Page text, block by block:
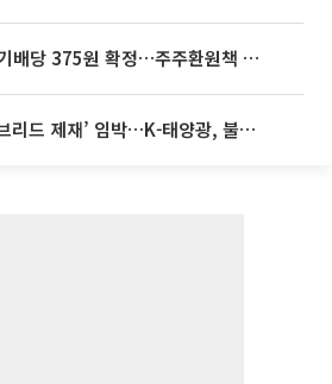
SK하이닉스, 분기배당 375원 확정…주주환원책 9월로 앞당겨 발표
美 ‘232조 하이브리드 제재’ 임박…K-태양광, 불확실성 털고 날개 다나